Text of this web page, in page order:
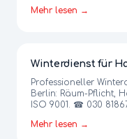
Mehr lesen →
Winterdienst für
Professioneller
Berlin: Räum-Pflicht,
ISO 9001. ☎ 030
Mehr lesen →